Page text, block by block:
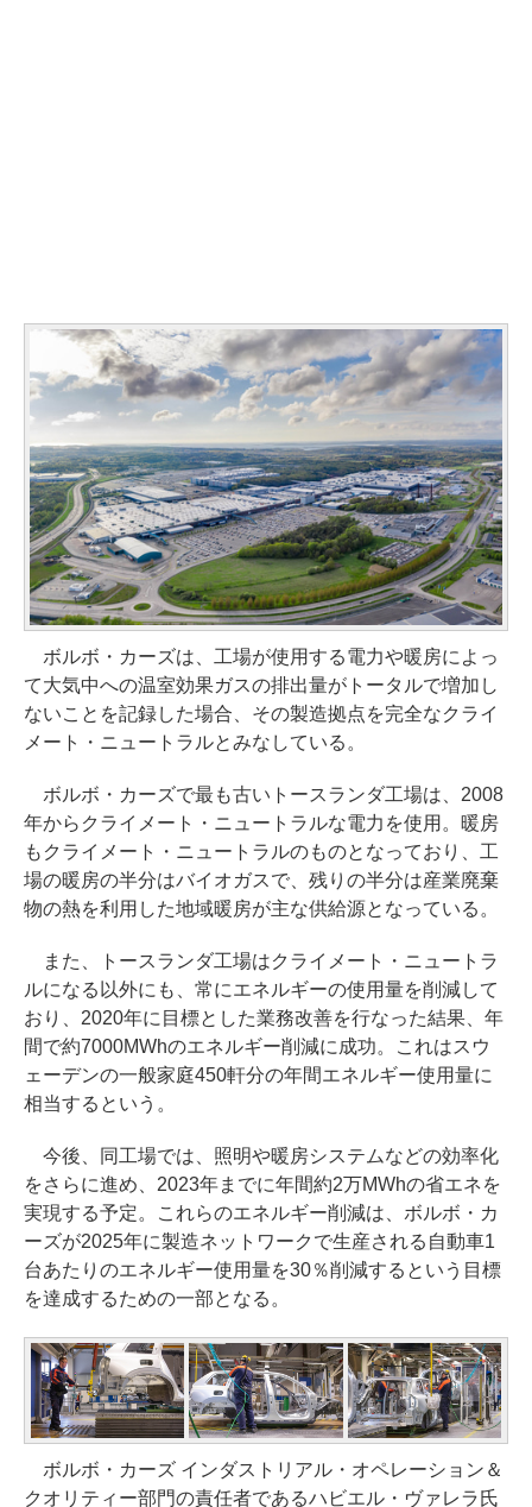
ボルボ・カーズは、工場が使用する電力や暖房によっ
て大気中への温室効果ガスの排出量がトータルで増加し
ないことを記録した場合、その製造拠点を完全なクライ
メート・ニュートラルとみなしている。
ボルボ・カーズで最も古いトースランダ工場は、2008
年からクライメート・ニュートラルな電力を使用。暖房
もクライメート・ニュートラルのものとなっており、工
場の暖房の半分はバイオガスで、残りの半分は産業廃棄
物の熱を利用した地域暖房が主な供給源となっている。
また、トースランダ工場はクライメート・ニュートラ
ルになる以外にも、常にエネルギーの使用量を削減して
おり、2020年に目標とした業務改善を行なった結果、年
間で約7000MWhのエネルギー削減に成功。これはスウ
ェーデンの一般家庭450軒分の年間エネルギー使用量に
相当するという。
今後、同工場では、照明や暖房システムなどの効率化
をさらに進め、2023年までに年間約2万MWhの省エネを
実現する予定。これらのエネルギー削減は、ボルボ・カ
ーズが2025年に製造ネットワークで生産される自動車1
台あたりのエネルギー使用量を30％削減するという目標
を達成するための一部となる。
ボルボ・カーズ インダストリアル・オペレーション＆
クオリティー部門の責任者であるハビエル・ヴァレラ氏